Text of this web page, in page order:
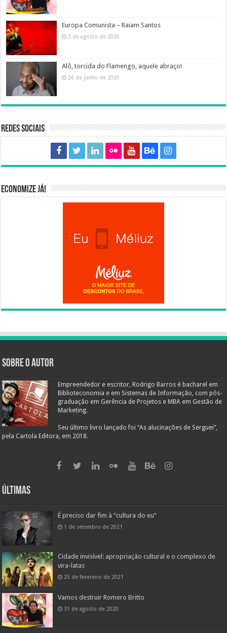
Europa Comunista – Raiam Santos
3 de agosto de 2020
Alô, torcida do Flamengo, aquele abraço!
26 de junho de 2020
Redes sociais
Economize já!
Sobre o autor
Empreendedor e escritor, Rodrigo Barros é bacharel em
Biblioteconomia e em Sistemas de Informação, com pós-
graduação em Gerência de Projetos e MBA em Gestão de
Marketing.
Seu último livro lançado foi “As alucinações de Serguei”,
pela Cartola Editora, em 2018.
Últimas
É preciso dar fim à “cultura do eu”
1 de setembro de 2021
Cidade invisível: apropriação cultural e o complexo de
vira-latas
25 de fevereiro de 2021
Vamos destruir Romero Britto
31 de agosto de 2020